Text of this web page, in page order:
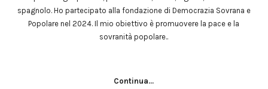
spagnolo. Ho partecipato alla fondazione di Democrazia Sovrana e
Popolare nel 2024. Il mio obiettivo è promuovere la pace e la
sovranità popolare..
Continua...